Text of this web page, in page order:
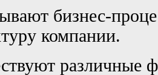
бизнес-
компании.
различные